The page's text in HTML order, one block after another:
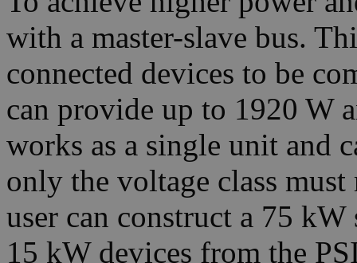
with a master-slave bus.
connected devices to be
can provide up to 1920 W
works as a single unit and
only the voltage class
user can construct a 75
15 kW devices from the